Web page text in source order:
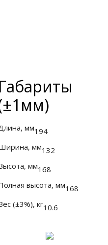
Габариты
мм194
мм132
мм168
высота, мм168
(±3%), кг10.6